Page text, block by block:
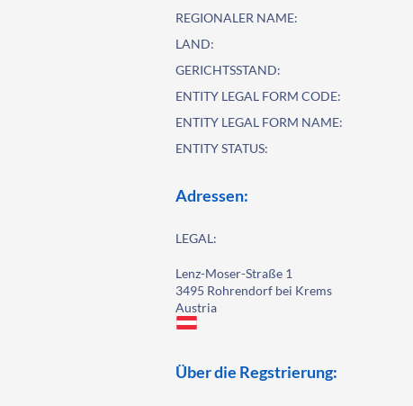
REGIONALER NAME:
LAND:
GERICHTSSTAND:
ENTITY LEGAL FORM CODE:
ENTITY LEGAL FORM NAME:
ENTITY STATUS:
Adressen:
LEGAL:
Lenz-Moser-Straße 1
3495 Rohrendorf bei Krems
Austria
Über die Regstrierung: